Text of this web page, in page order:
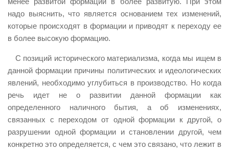
надо выяснить, что является основанием тех изменений,
которые происходят в формации и приводят к переходу ее
в более высокую формацию.
С позиций исторического материализма, когда мы ищем в
данной формации причины политических и идеологических
явлений, необходимо углубиться в производство. Но когда
речь идет не о развитии данной формации как
определенного наличного бытия, а об изменениях,
связанных с переходом от одной формации к другой, о
разрушении одной формации и становлении другой, чем
конкретно это определяется, с чем это связано, что лежит в